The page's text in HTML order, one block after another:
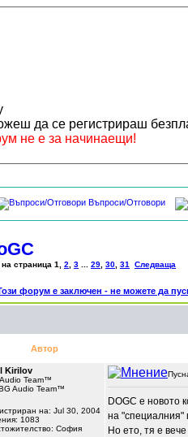
да се регистрираш
не е за начинаещи!
Въпроси/Отговори
страница 1 2 3 29 30 31 Следваща
Автор
Kirilov
Team™
на: Jul 30, 2004
1083
София
DOGC е новото
на "специалния"
Но ето, тя е